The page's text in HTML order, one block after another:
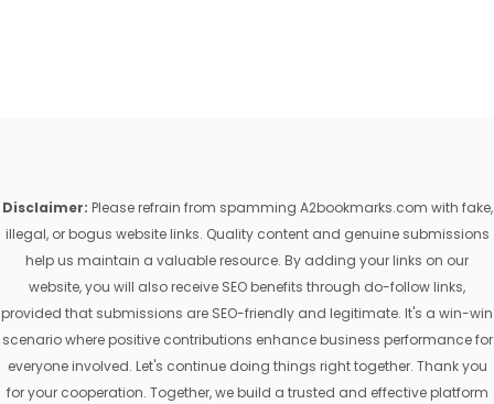
Disclaimer: Please refrain from spamming A2bookmarks.com with fake,
illegal, or bogus website links. Quality content and genuine submissions
help us maintain a valuable resource. By adding your links on our
website, you will also receive SEO benefits through do-follow links,
provided that submissions are SEO-friendly and legitimate. It's a win-win
scenario where positive contributions enhance business performance for
everyone involved. Let's continue doing things right together. Thank you
for your cooperation. Together, we build a trusted and effective platform